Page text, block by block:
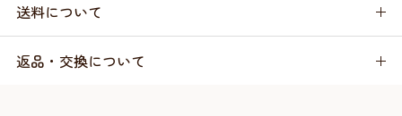
送料について
返品・交換について